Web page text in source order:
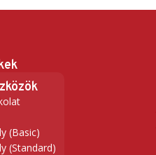
(Basic)
(Standard)